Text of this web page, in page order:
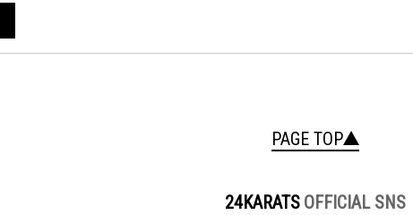
PAGE TOP
24KARATS OFFICIAL SNS